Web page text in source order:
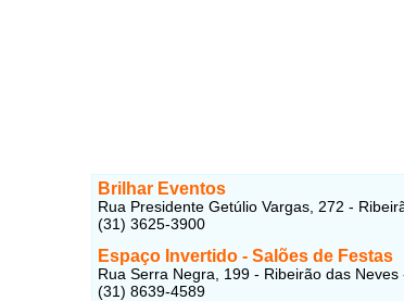
Brilhar Eventos
Rua Presidente Getúlio Vargas, 272 -
(31) 3625-3900
Espaço Invertido - Salões de Festas
Rua Serra Negra, 199 - Ribeirão das
(31) 8639-4589